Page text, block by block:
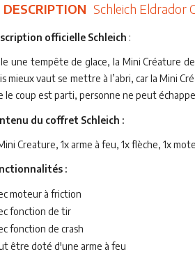
DESCRIPTION Schleich Eldrador
officielle Schleich :
une tempête de glace, la Mini Créature
mieux vaut se mettre à l’abri, car la Mini
le coup est parti, personne ne peut
du coffret Schleich :
Creature, 1x arme à feu, 1x flèche, 1x
:
moteur à friction
fonction de tir
fonction de crash
être doté d'une arme à feu